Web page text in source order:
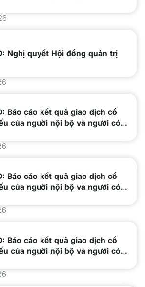
Nghị quyết Hội đồng quản trị
Báo cáo kết quả giao dịch cổ
của người nội bộ và người có
Báo cáo kết quả giao dịch cổ
của người nội bộ và người có
Báo cáo kết quả giao dịch cổ
của người nội bộ và người có